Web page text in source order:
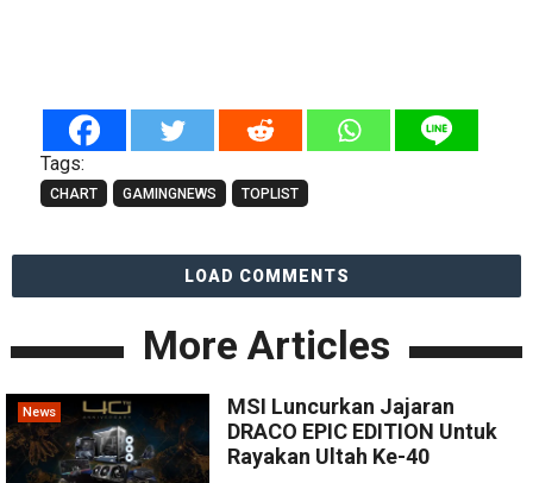
Tags:
CHART GAMINGNEWS TOPLIST
LOAD COMMENTS
More Articles
News
MSI Luncurkan Jajaran
DRACO EPIC EDITION Untuk
Rayakan Ultah Ke-40